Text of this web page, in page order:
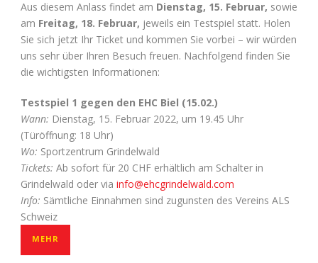
Aus diesem Anlass findet am Dienstag, 15. Februar, sowie
am Freitag, 18. Februar, jeweils ein Testspiel statt. Holen
Sie sich jetzt Ihr Ticket und kommen Sie vorbei – wir würden
uns sehr über Ihren Besuch freuen. Nachfolgend finden Sie
die wichtigsten Informationen:
Testspiel 1 gegen den EHC Biel (15.02.)
Wann: Dienstag, 15. Februar 2022, um 19.45 Uhr
(Türöffnung: 18 Uhr)
Wo: Sportzentrum Grindelwald
Tickets: Ab sofort für 20 CHF erhältlich am Schalter in
Grindelwald oder via info@ehcgrindelwald.com
Info: Sämtliche Einnahmen sind zugunsten des Vereins ALS
Schweiz
MEHR